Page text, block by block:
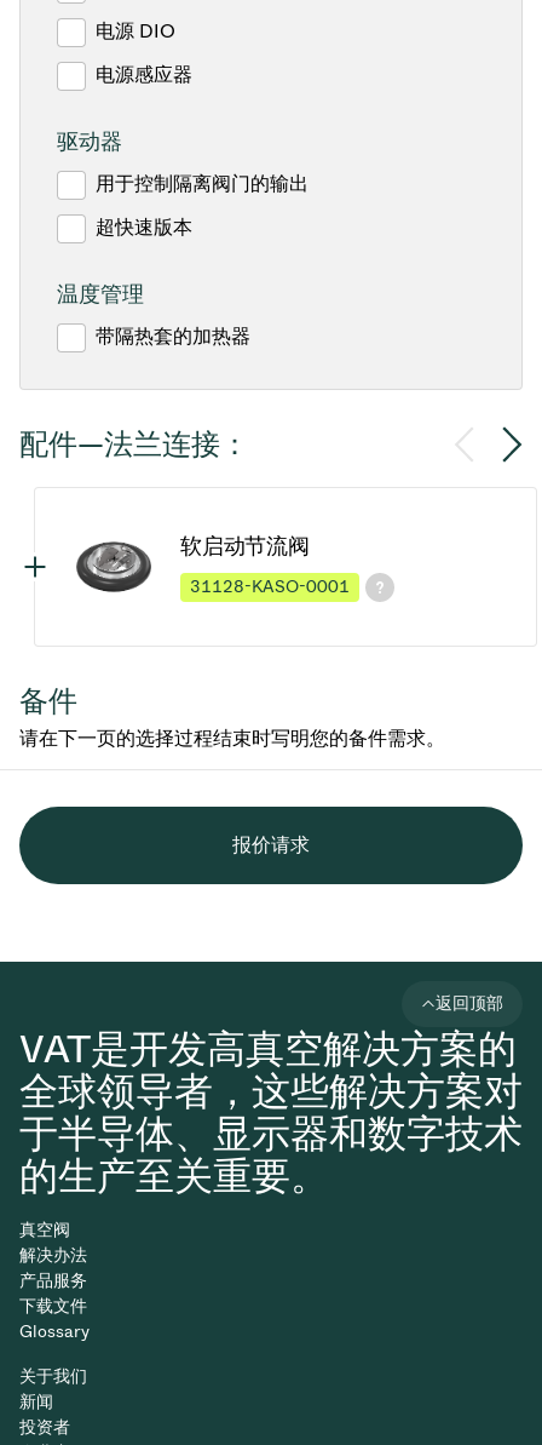
电源 DIO
电源感应器
驱动器
用于控制隔离阀门的输出
超快速版本
温度管理
带隔热套的加热器
配件—法兰连接：
软启动节流阀
31128-KASO-0001
备件
请在下一页的选择过程结束时写明您的备件需求。
报价请求
VAT是开发高真空解决方案的
全球领导者，这些解决方案对
于半导体、显示器和数字技术
的生产至关重要。
返回顶部
真空阀
解决办法
产品服务
下载文件
Glossary
关于我们
新闻
投资者